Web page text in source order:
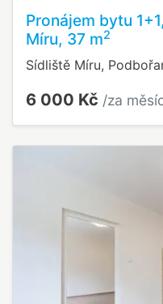
Pronájem bytu
Míru, 37 m2
Sídliště Míru,
6 000 Kč /za